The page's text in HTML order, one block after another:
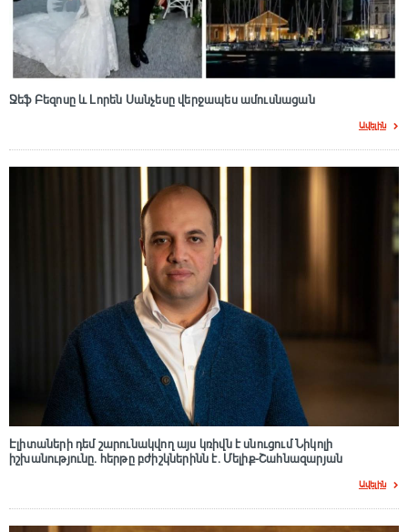
Ջեֆ Բեզոսը և Լորեն Սանչեսը վերջապես ամուսնացան
Ավելին
Էլիտաների դեմ շարունակվող այս կռիվն է սնուցում Նիկոլի
իշխանությունը. հերթը բժիշկներինն է. Մելիք-Շահնազարյան
Ավելին